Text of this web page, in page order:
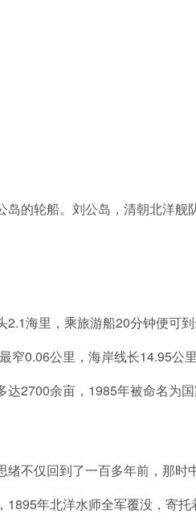
轮船。刘公岛，清朝北洋舰
海里，乘旅游船20分钟便可
窄0.06公里，海岸线长14.95
2700余亩，1985年被命名为
仅回到了一百多年前，那时
年北洋水师全军覆没，寄